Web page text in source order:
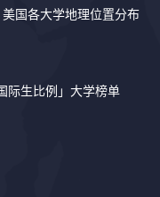
国各大学地理位置分布
际生比例」大学榜单